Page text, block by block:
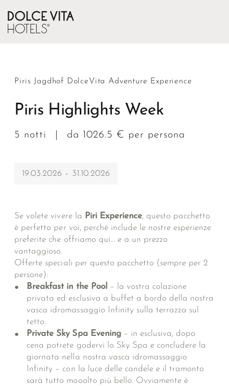
Piris Jagdhof DolceVita Adventure Experience
Piris Highlights Week
5 notti da 1026.5 € per persona
19.03.2026 – 31.10.2026
Se volete vivere la Piri Experience, questo pacchetto
è perfetto per voi, perché include le nostre esperienze
preferite che offriamo qui... e a un prezzo
vantaggioso.
Offerte speciali per questo pacchetto (sempre per 2
persone):
Breakfast in the Pool – la vostra colazione
privata ed esclusiva a buffet a bordo della nostra
vasca idromassaggio Infinity sulla terrazza sul
tetto.
Private Sky Spa Evening– in esclusiva, dopo
cena potrete godervi lo Sky Spa e concludere la
giornata nella nostra vasca idromassaggio
Infinity – con la luce delle candele e il tramonto
sarà tutto mooolto più bello. Ovviamente è